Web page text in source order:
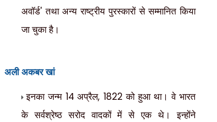
अवॉर्ड'तथा अन्य राष्ट्रीय पुरस्कारों से सम्मानित किया
जा चुका है।
अली अकबर खां
इनका जन्म 14 अप्रैल, 1822 को हुआ था। वे भारत
के सर्वश्रेष्ठ सरोद वादकों में से एक थे। इन्होंने